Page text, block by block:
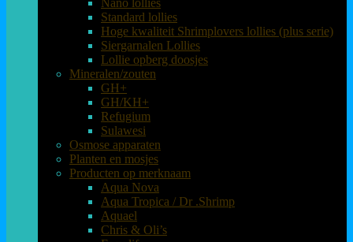
Nano lollies
Standard lollies
Hoge kwaliteit Shrimplovers lollies (plus serie)
Siergarnalen Lollies
Lollie opberg doosjes
Mineralen/zouten
GH+
GH/KH+
Refugium
Sulawesi
Osmose apparaten
Planten en mosjes
Producten op merknaam
Aqua Nova
Aqua Tropica / Dr .Shrimp
Aquael
Chris & Oli’s